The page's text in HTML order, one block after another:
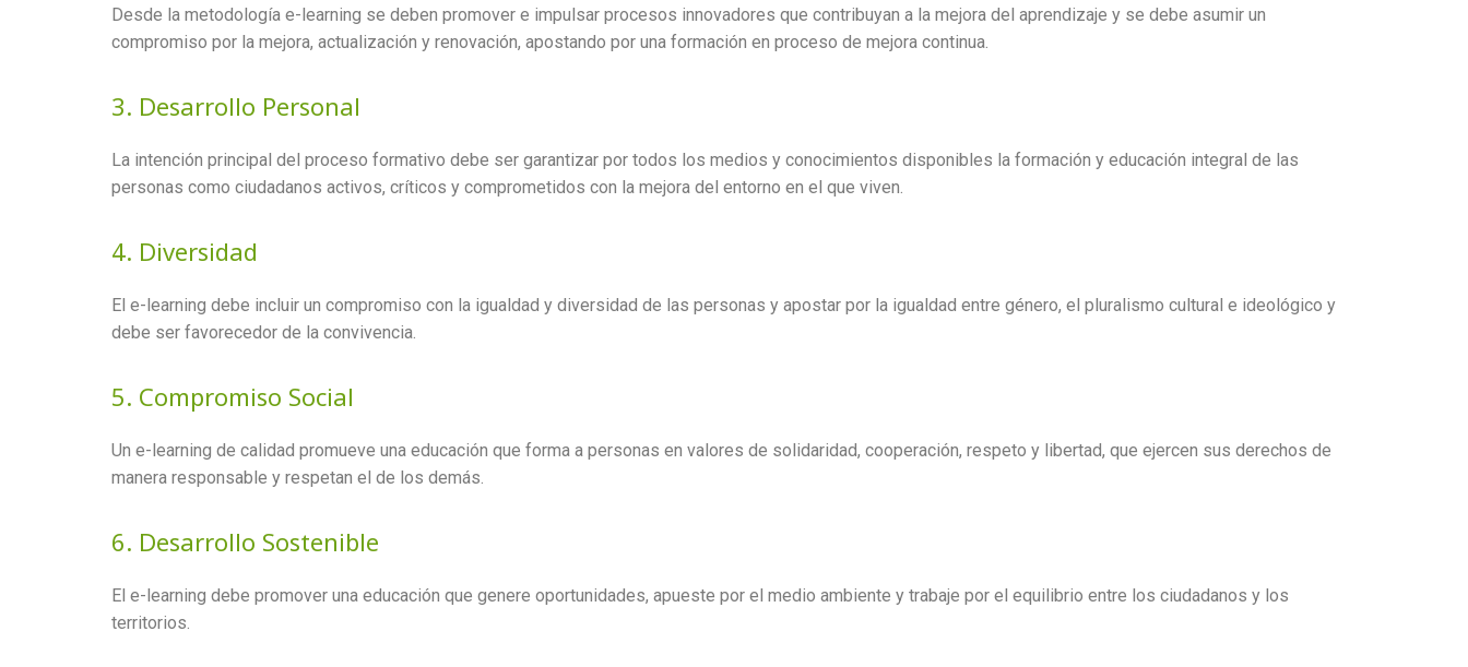
Desde la metodología e-learning se deben promover e impulsar procesos innovadores que contribuyan a la mejora del aprendizaje y se debe asumir un
compromiso por la mejora, actualización y renovación, apostando por una formación en proceso de mejora continua.
3. Desarrollo Personal
La intención principal del proceso formativo debe ser garantizar por todos los medios y conocimientos disponibles la formación y educación integral de las
personas como ciudadanos activos, críticos y comprometidos con la mejora del entorno en el que viven.
4. Diversidad
El e-learning debe incluir un compromiso con la igualdad y diversidad de las personas y apostar por la igualdad entre género, el pluralismo cultural e ideológico y
debe ser favorecedor de la convivencia.
5. Compromiso Social
Un e-learning de calidad promueve una educación que forma a personas en valores de solidaridad, cooperación, respeto y libertad, que ejercen sus derechos de
manera responsable y respetan el de los demás.
6. Desarrollo Sostenible
El e-learning debe promover una educación que genere oportunidades, apueste por el medio ambiente y trabaje por el equilibrio entre los ciudadanos y los
territorios.